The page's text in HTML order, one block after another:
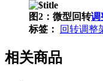
图2：微型 回转调
标签：
回转调整
相关商品